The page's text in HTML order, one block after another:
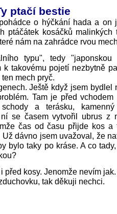
ptačí bestie
o hýčkání hada a on
ptáčátek kosáčků
nám na zahrádce rvou
typu", tedy
k takovému pojetí nezbytně
mech pryč.
Ještě když jsem bydlel
Tam je před
a terásku,
se časem vytvořil ubrus z
čas od času přijde kos a
dávno jsem uvažoval, že
bylo taky po kráse. A co
před kosy. Jenomže nevím jak.
tak děkuji nechci.